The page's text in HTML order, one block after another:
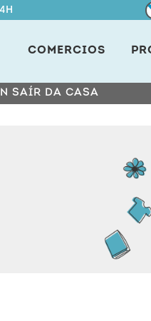
COMERCIOS
SAÍR DA CASA